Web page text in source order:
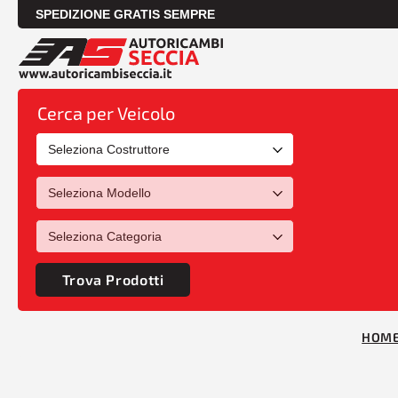
SPEDIZIONE GRATIS SEMPRE
Cerca per Veicolo
Trova Prodotti